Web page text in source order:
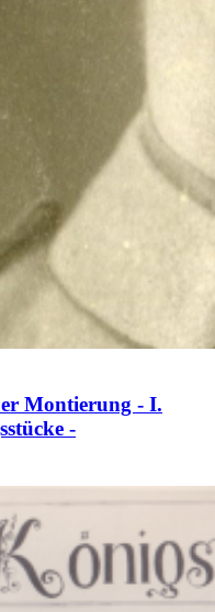
Montierung - I.
-